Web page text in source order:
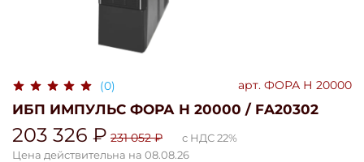
(0) арт. ФОРА Н 20000
ИБП ИМПУЛЬС ФОРА Н 20000 / FA20302
203 326 ₽ 231 052 ₽
с НДС 22%
Цена действительна на 08.08.26